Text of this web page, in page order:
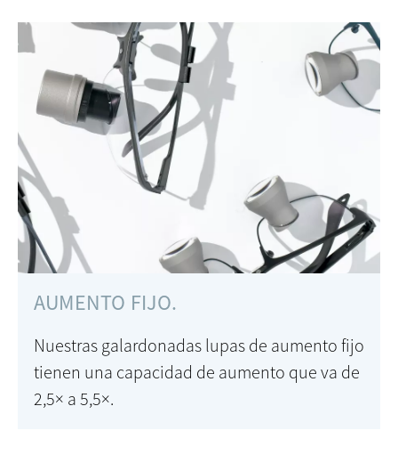
AUMENTO FIJO.
Nuestras galardonadas lupas de aumento fijo
tienen una capacidad de aumento que va de
2,5× a 5,5×.